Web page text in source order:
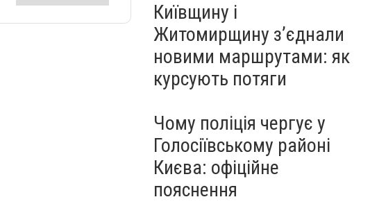
Київщину і
Житомирщину з’єднали
новими маршрутами: як
курсують потяги
Чому поліція чергує у
Голосіївському районі
Києва: офіційне
пояснення